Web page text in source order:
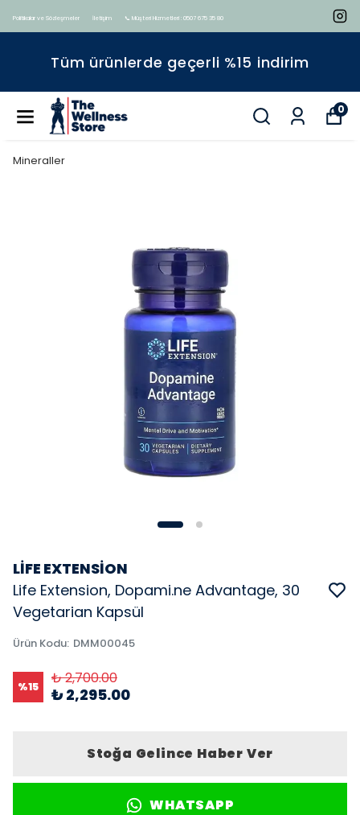
Politikalar ve Sözleşmeler İletişim 📞 Müşteri Hizmetleri : 0507 675 35 80
Tüm ürünlerde geçerli %15 indirim
0
Mineraller
LİFE EXTENSİON
Life Extension, Dopami.ne Advantage, 30
Vegetarian Kapsül
Ürün Kodu: DMM00045
%15 ₺ 2,700.00
₺ 2,295.00
Stoğa Gelince Haber Ver
WHATSAPP